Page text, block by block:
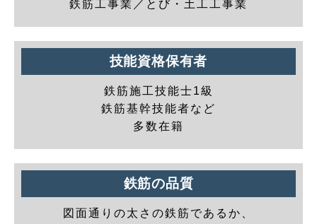
鉄筋工事業／とび・土工工事業
技能資格保有者
鉄筋施工技能士1級
鉄筋基幹技能者など
多数在籍
鉄筋の品質
図面通りの太さの鉄筋であるか、